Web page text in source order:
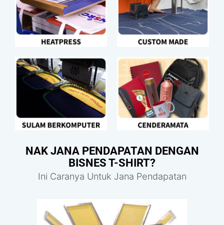
NAK JANA PENDAPATAN DENGAN
BISNES T-SHIRT?
Ini Caranya Untuk Jana Pendapatan